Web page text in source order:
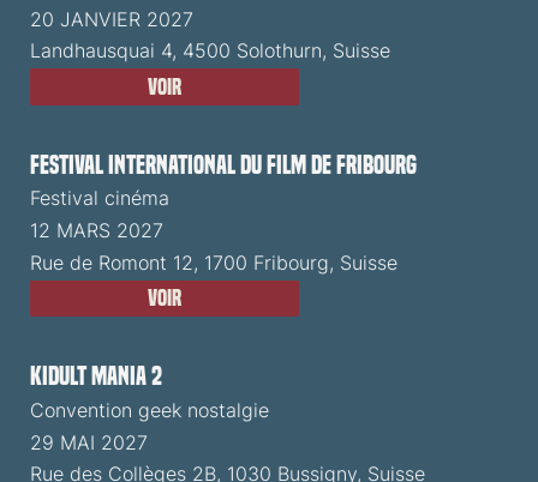
20 JANVIER 2027
Landhausquai 4, 4500 Solothurn, Suisse
Voir
Festival International du Film de Fribourg
Festival cinéma
12 MARS 2027
Rue de Romont 12, 1700 Fribourg, Suisse
Voir
Kidult Mania 2
Convention geek nostalgie
29 MAI 2027
Rue des Collèges 2B, 1030 Bussigny, Suisse